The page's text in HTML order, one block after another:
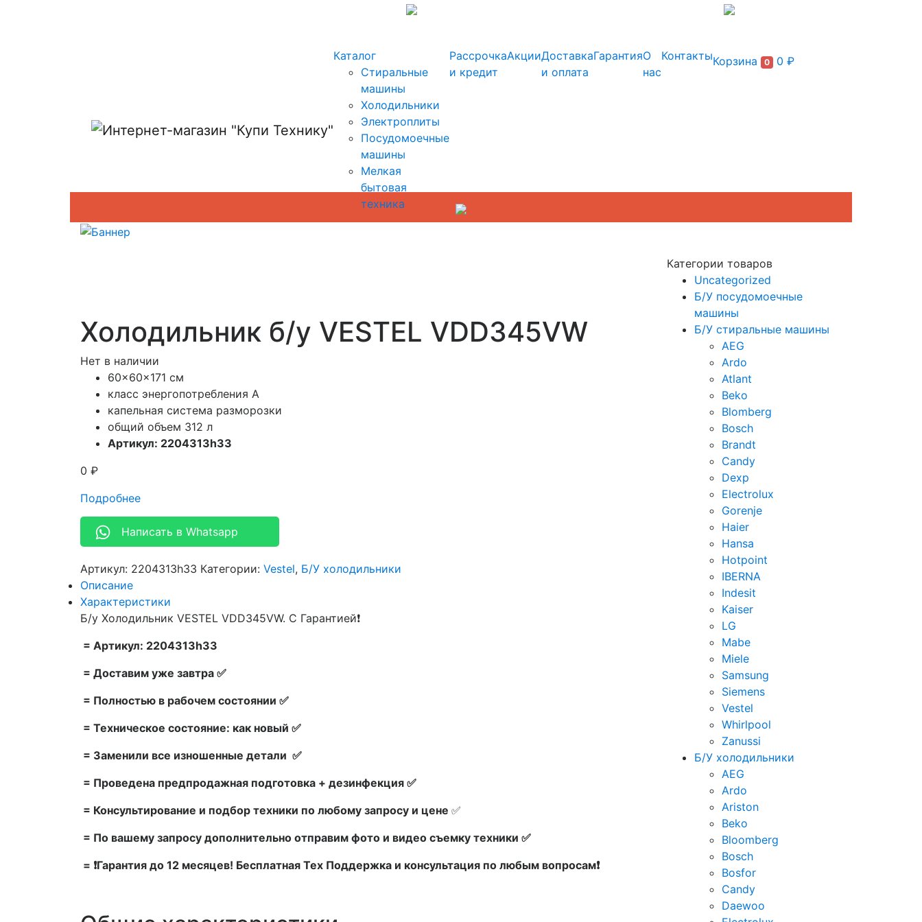
Каталог
Стиральные
машины
Холодильники
Электроплиты
Посудомоечные
машины
Мелкая
бытовая
техника
Рассрочка
и кредит
АкцииДоставка
и оплата
ГарантияО
нас
КонтактыКорзина 0 0 ₽
Холодильник б/у VESTEL VDD345VW
Нет в наличии
60x60x171 см
класс энергопотребления A
капельная система разморозки
общий объем 312 л
Артикул: 2204313h33
0 ₽
Подробнее
Написать в Whatsapp
Артикул: 2204313h33 Категории: Vestel, Б/У холодильники
Описание
Характеристики
Б/у Холодильник VESTEL VDD345VW. С Гарантией❗
= Артикул: 2204313h33
= Доставим уже завтра ✅
= Полностью в рабочем состоянии ✅
= Техническое состояние: как новый ✅
= Заменили все изношенные детали ✅
= Проведена предпродажная подготовка + дезинфекция ✅
= Консультирование и подбор техники по любому запросу и цене ✅
= По вашему запросу дополнительно отправим фото и видео съемку техники ✅
= ❗Гарантия до 12 месяцев! Бесплатная Тех Поддержка и консультация по любым вопросам❗
Категории товаров
Uncategorized
Б/У посудомоечные
машины
Б/У стиральные машины
AEG
Ardo
Atlant
Beko
Blomberg
Bosch
Brandt
Candy
Dexp
Electrolux
Gorenje
Haier
Hansa
Hotpoint
IBERNA
Indesit
Kaiser
LG
Mabe
Miele
Samsung
Siemens
Vestel
Whirlpool
Zanussi
Б/У холодильники
AEG
Ardo
Ariston
Beko
Bloomberg
Bosch
Bosfor
Candy
Daewoo